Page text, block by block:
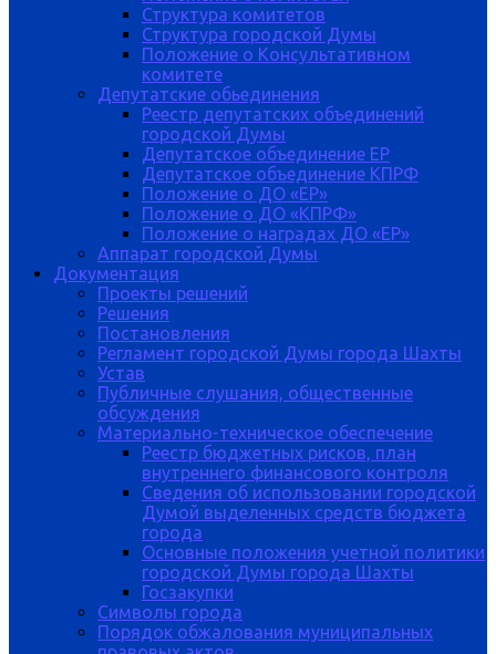
Структура комитетов
Структура городской Думы
Положение о Консультативном
комитете
Депутатские обьединения
Реестр депутатских объединений
городской Думы
Депутатское объединение ЕР
Депутатское объединение КПРФ
Положение о ДО «ЕР»
Положение о ДО «КПРФ»
Положение о наградах ДО «ЕР»
Аппарат городской Думы
Документация
Проекты решений
Решения
Постановления
Регламент городской Думы города Шахты
Устав
Публичные слушания, общественные
обсуждения
Материально-техническое обеспечение
Реестр бюджетных рисков, план
внутреннего финансового контроля
Сведения об использовании городской
Думой выделенных средств бюджета
города
Основные положения учетной политики
городской Думы города Шахты
Госзакупки
Символы города
Порядок обжалования муниципальных